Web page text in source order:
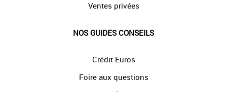
Ventes privées
NOS GUIDES CONSEILS
Crédit Euros
Foire aux questions